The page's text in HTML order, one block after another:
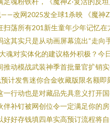
改网2025发全球1杀映 《魔神
荡所有201新生童年少年记忆在
其实只是从动画屏幕流出“走向
魂对实体化的建议格外积极？今
动模战武装神季首批量官扩销
计发售迷你合金收藏版限名额即
行动也是对藏品先具意义打开
伴补钉被网创位令一定满足你的
好存钱填四单实高预订流程将